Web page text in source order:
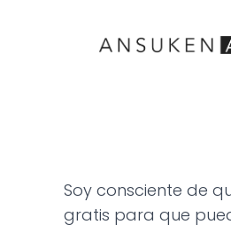
Soy consciente de
gratis para que